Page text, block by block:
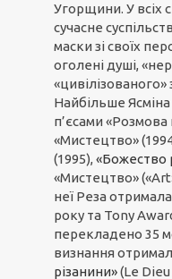
Угорщини. У всіх
сучасне
маски зі своїх
оголені душі,
Найбільше
п’єсами «Розмова
«Мистецтво»
(1995), «Божество
«Мистецтво»
неї Реза
року та Tony
перекладено 35
визнання
різанини»(Le